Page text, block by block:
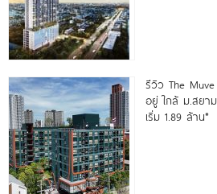
รีวิว The
อยู่ ใกล้ ม.สยา
เริ่ม 1.89 ล้าน*